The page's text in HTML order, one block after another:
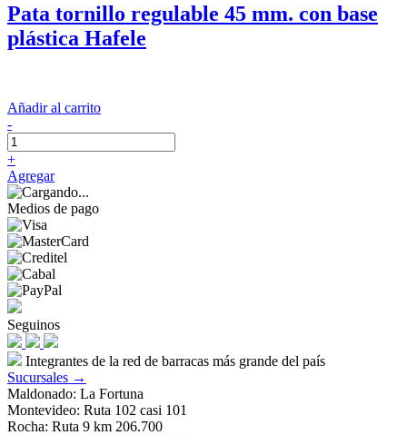
Pata tornillo regulable 45 mm. con base
plástica Hafele
Añadir al carrito
-
+
Agregar
Medios de pago
Seguinos
Integrantes de la red de barracas más grande del país
Sucursales →
Maldonado: La Fortuna
Montevideo: Ruta 102 casi 101
Rocha: Ruta 9 km 206.700